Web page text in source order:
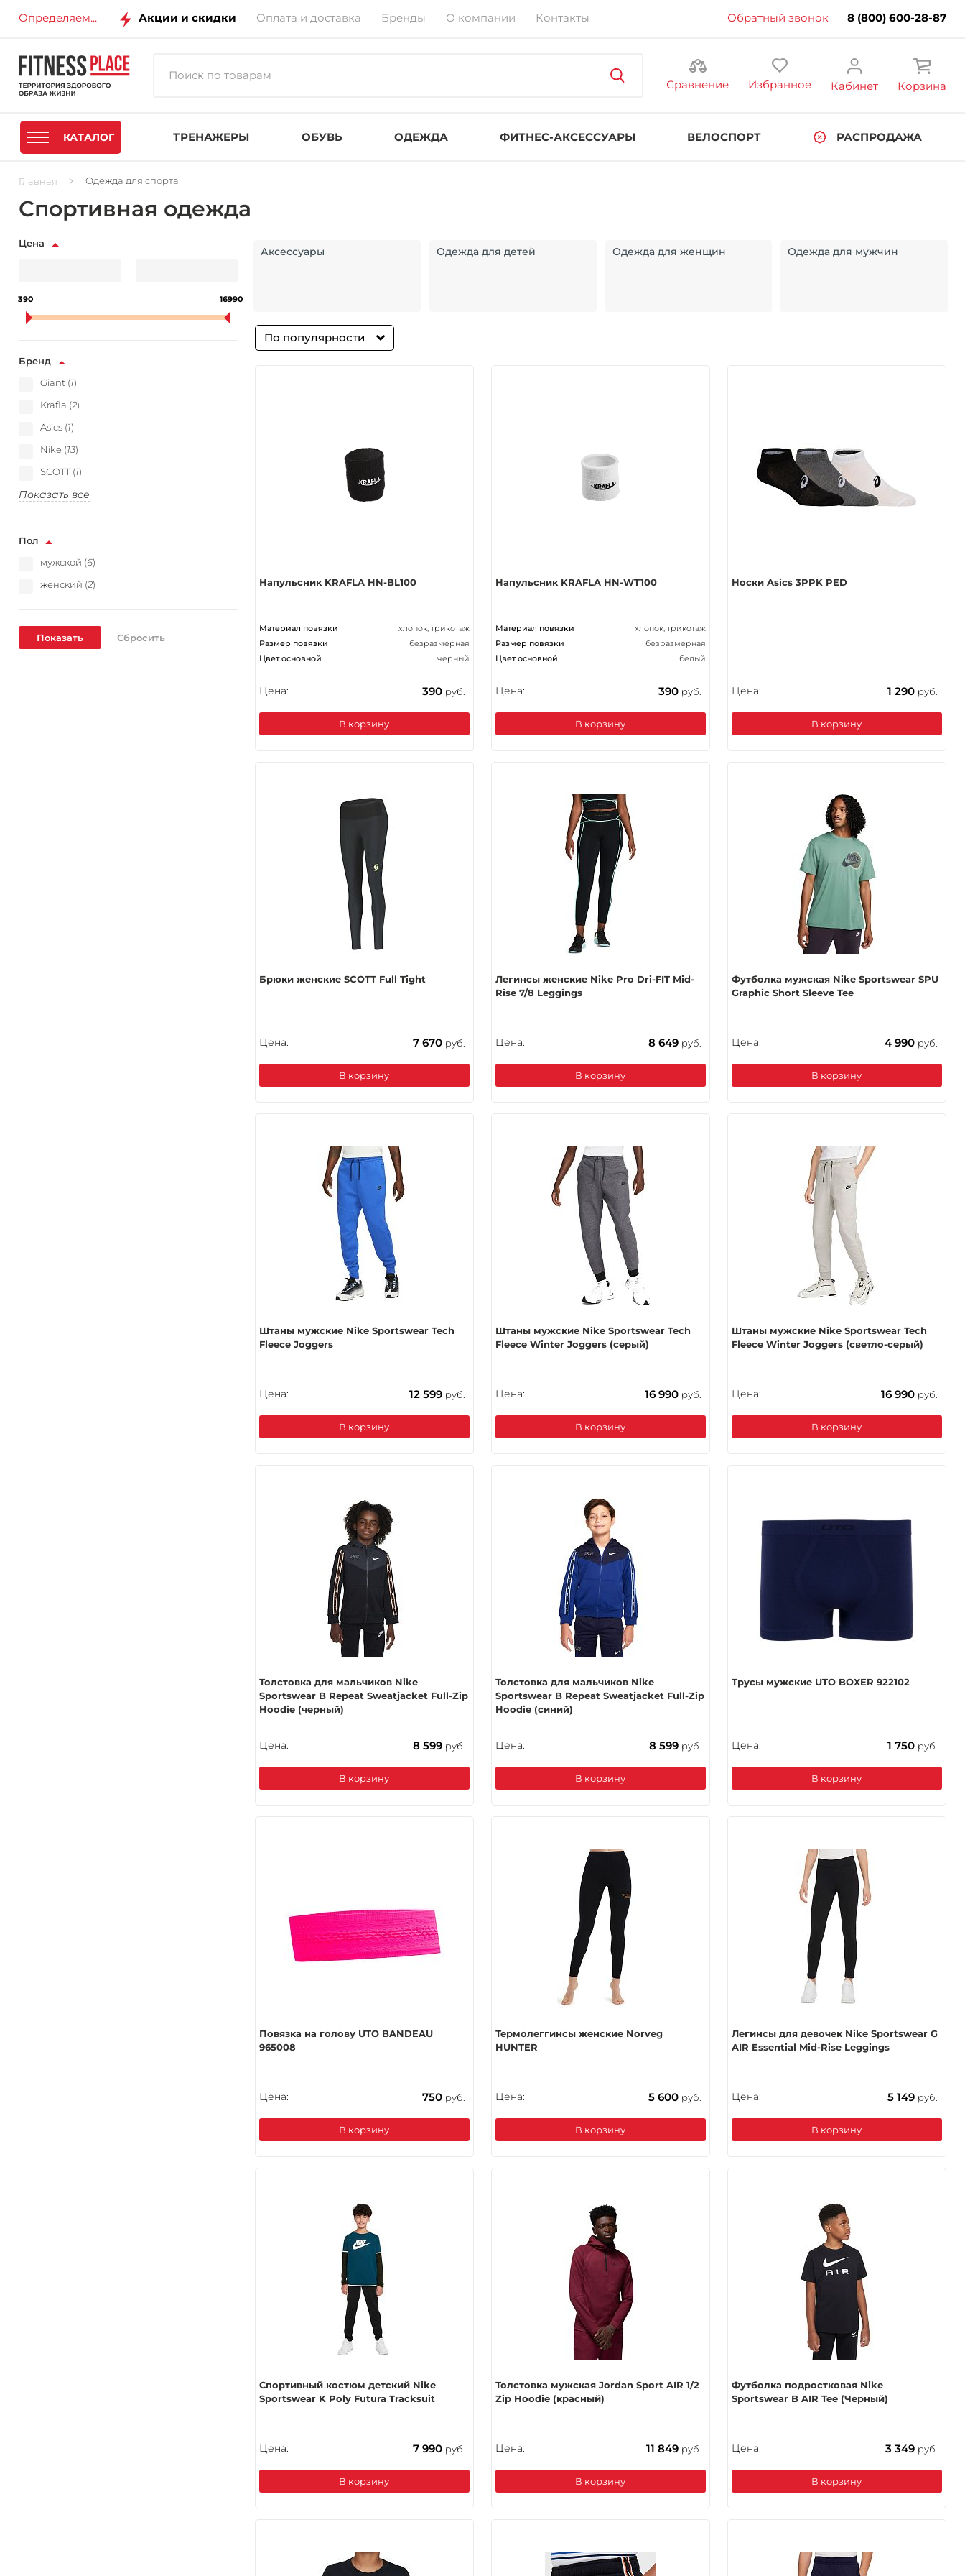
Определяем... Акции и скидки Оплата и доставка Бренды О компании Контакты Обратный звонок 8 (800) 600-28-87
Сравнение Избранное Кабинет Корзина
КАТАЛОГ ТРЕНАЖЕРЫ ОБУВЬ ОДЕЖДА ФИТНЕС-АКСЕССУАРЫ ВЕЛОСПОРТ РАСПРОДАЖА
Главная Одежда для спорта
Спортивная одежда
Цена
-
390 16990
Бренд
Giant (1)
Krafla (2)
Asics (1)
Nike (13)
SCOTT (1)
Показать все
Пол
мужской (6)
женский (2)
Аксессуары Одежда для детей Одежда для женщин Одежда для мужчин
По популярности
Напульсник KRAFLA HN-BL100
Материал повязки
хлопок, трикотаж
Размер повязки
безразмерная
Цвет основной
черный
Цена: 390 руб.
В корзину
Напульсник KRAFLA HN-WT100
Материал повязки
хлопок, трикотаж
Размер повязки
безразмерная
Цвет основной
белый
Цена: 390 руб.
В корзину
Носки Asics 3PPK PED
Цена: 1 290 руб.
В корзину
Брюки женские SCOTT Full Tight
Цена: 7 670 руб.
В корзину
Легинсы женские Nike Pro Dri-FIT Mid-
Rise 7/8 Leggings
Цена: 8 649 руб.
В корзину
Футболка мужская Nike Sportswear SPU
Graphic Short Sleeve Tee
Цена: 4 990 руб.
В корзину
Штаны мужские Nike Sportswear Tech
Fleece Joggers
Цена: 12 599 руб.
В корзину
Штаны мужские Nike Sportswear Tech
Fleece Winter Joggers (серый)
Цена: 16 990 руб.
В корзину
Штаны мужские Nike Sportswear Tech
Fleece Winter Joggers (светло-серый)
Цена: 16 990 руб.
В корзину
Толстовка для мальчиков Nike
Sportswear B Repeat Sweatjacket Full-Zip
Hoodie (черный)
Цена: 8 599 руб.
В корзину
Толстовка для мальчиков Nike
Sportswear B Repeat Sweatjacket Full-Zip
Hoodie (синий)
Цена: 8 599 руб.
В корзину
Трусы мужские UTO BOXER 922102
Цена: 1 750 руб.
В корзину
Повязка на голову UTO BANDEAU
965008
Цена: 750 руб.
В корзину
Термолеггинcы женские Norveg
HUNTER
Цена: 5 600 руб.
В корзину
Легинсы для девочек Nike Sportswear G
AIR Essential Mid-Rise Leggings
Цена: 5 149 руб.
В корзину
Спортивный костюм детский Nike
Sportswear K Poly Futura Tracksuit
Цена: 7 990 руб.
В корзину
Толстовка мужская Jordan Sport AIR 1/2
Zip Hoodie (красный)
Цена: 11 849 руб.
В корзину
Футболка подростковая Nike
Sportswear B AIR Tee (Черный)
Цена: 3 349 руб.
В корзину